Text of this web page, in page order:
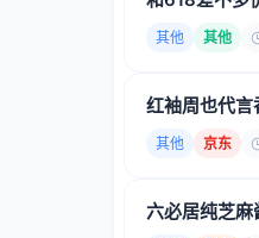
其他 其他
红袖周也代
其他 京东
六必居纯芝